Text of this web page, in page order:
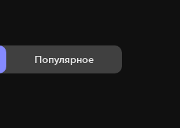
Популярное